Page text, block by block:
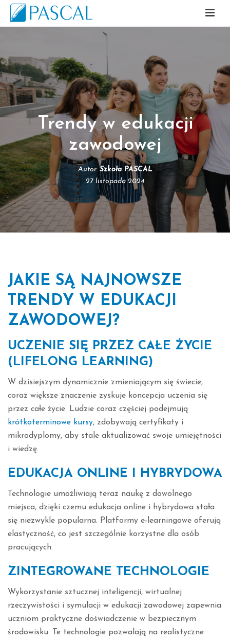
Trendy w edukacji
zawodowej
Autor:Szkoła PASCAL
27 listopada 2024
JAKIE SĄ NAJNOWSZE
TRENDY W EDUKACJI
ZAWODOWEJ?
UCZENIE SIĘ PRZEZ CAŁE ŻYCIE
(LIFELONG LEARNING)
W dzisiejszym dynamicznie zmieniającym się świecie,
coraz większe znaczenie zyskuje koncepcja uczenia się
przez całe życie. Ludzie coraz częściej podejmują
krótkoterminowe kursy, zdobywają certyfikaty i
mikrodyplomy, aby stale aktualizować swoje umiejętności
i wiedzę.
EDUKACJA ONLINE I HYBRYDOWA
Technologie umożliwiają teraz naukę z dowolnego
miejsca, dzięki czemu edukacja online i hybrydowa stała
się niezwykle popularna. Platformy e-learningowe oferują
elastyczność, co jest szczególnie korzystne dla osób
pracujących.
ZINTEGROWANE TECHNOLOGIE
Wykorzystanie sztucznej inteligencji, wirtualnej
rzeczywistości i symulacji w edukacji zawodowej zapewnia
uczniom praktyczne doświadczenie w bezpiecznym
środowisku. Te technologie pozwalają na realistyczne